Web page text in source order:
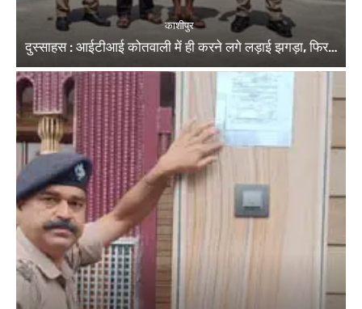
काशीपुर
दुस्साहस : आईटीआई कोतवाली में ही करने लगे लड़ाई झगड़ा, फिर…